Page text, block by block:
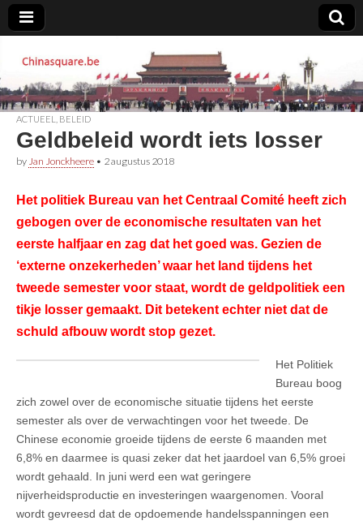
Chinasquare.be
ACTUEEL BELEID
Geldbeleid wordt iets losser
by Jan Jonckheere • 2 augustus 2018
Het politiek Bureau van het Centraal Comité heeft zich
gebogen over de economische resultaten van het
eerste halfjaar en zag dat het goed was. Gezien de
‘externe onzekerheden’ waar het land tijdens het
tweede semester voor staat, wordt de geldpolitiek een
tikje losser gemaakt. Dit betekent echter niet dat de
schuld afbouw wordt stop gezet.
Het Politiek
Bureau boog
zich zowel over de economische situatie tijdens het eerste
semester als over de verwachtingen voor het tweede. De
Chinese economie groeide tijdens de eerste 6 maanden met
6,8% en daarmee is quasi zeker dat het jaardoel van 6,5% groei
wordt gehaald. In juni werd een wat geringere
nijverheidsproductie en investeringen waargenomen. Vooral
wordt gevreesd dat de opdoemende handelsspanningen een